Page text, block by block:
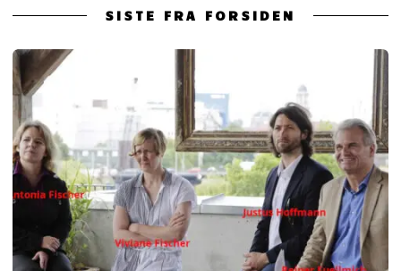
SISTE FRA FORSIDEN